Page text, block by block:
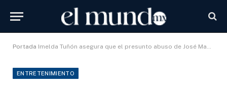
Portada Imelda Tuñón asegura que el presunto abuso de José Manuel Figueroa contra Julián era un secreto que debía quedarse en familia
ENTRETENIMIENTO